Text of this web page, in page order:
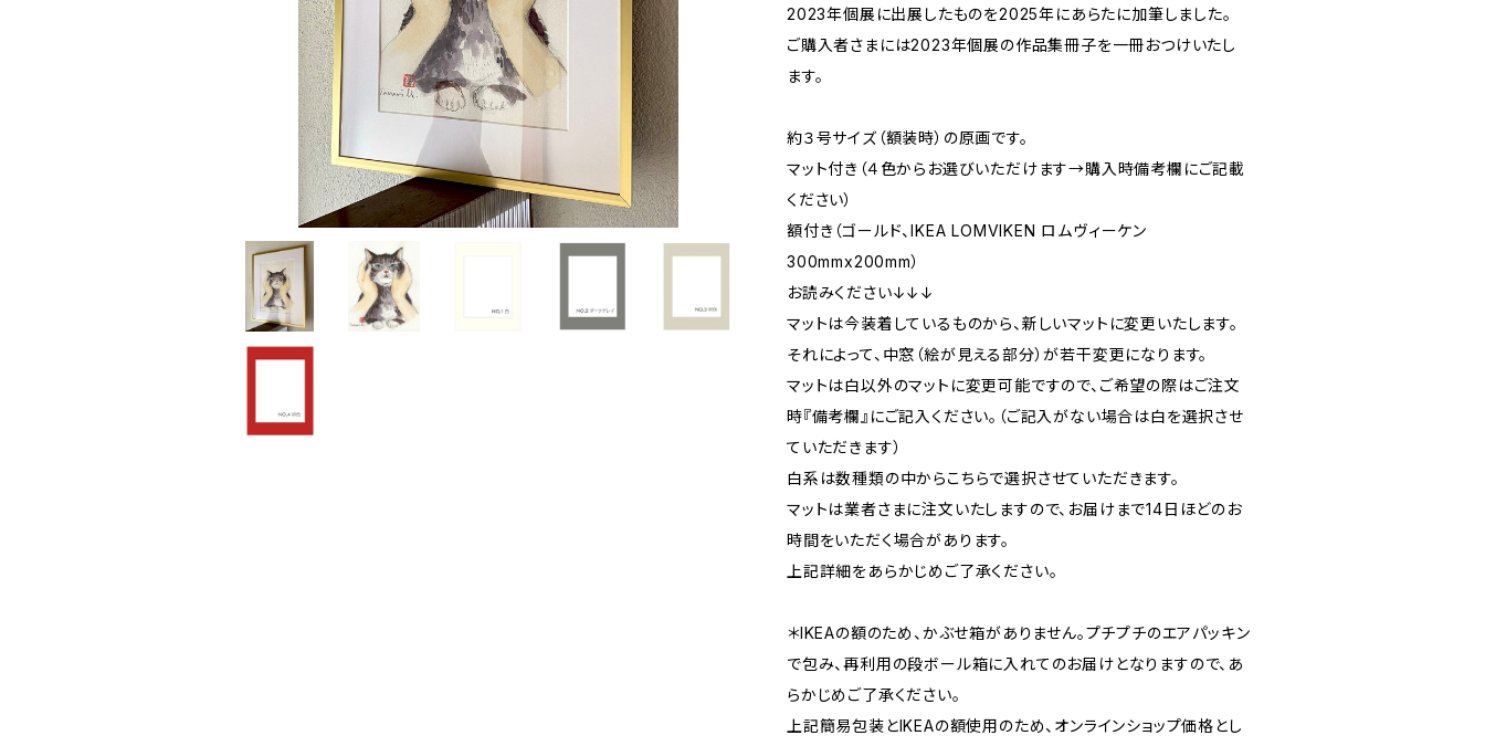
2023年個展に出展したものを2025年にあらたに加筆しました。
ご購入者さまには2023年個展の作品集冊子を一冊おつけいたし
ます。
約３号サイズ（額装時）の原画です。
マット付き（４色からお選びいただけます→購入時備考欄にご記載
ください）
額付き（ゴールド、IKEA LOMVIKEN ロムヴィーケン
300mmx200mm）
お読みください↓↓↓
マットは今装着しているものから、新しいマットに変更いたします。
それによって、中窓（絵が見える部分）が若干変更になります。
マットは白以外のマットに変更可能ですので、ご希望の際はご注文
時『備考欄』にご記入ください。（ご記入がない場合は白を選択させ
ていただきます）
白系は数種類の中からこちらで選択させていただきます。
マットは業者さまに注文いたしますので、お届けまで14日ほどのお
時間をいただく場合があります。
上記詳細をあらかじめご了承ください。
＊IKEAの額のため、かぶせ箱がありません。プチプチのエアパッキン
で包み、再利用の段ボール箱に入れてのお届けとなりますので、あ
らかじめご了承ください。
上記簡易包装とIKEAの額使用のため、オンラインショップ価格とし